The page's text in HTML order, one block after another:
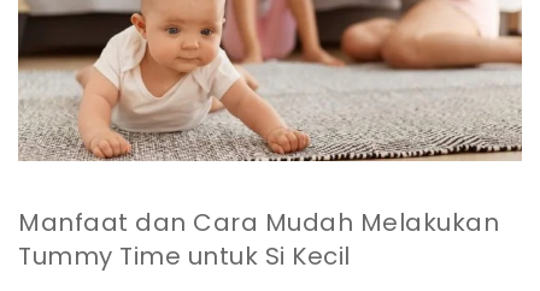
Manfaat dan Cara Mudah Melakukan
Tummy Time untuk Si Kecil